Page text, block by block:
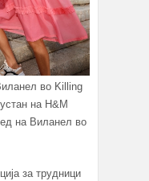
во Killing
на H&M
на Виланел во
за трудници